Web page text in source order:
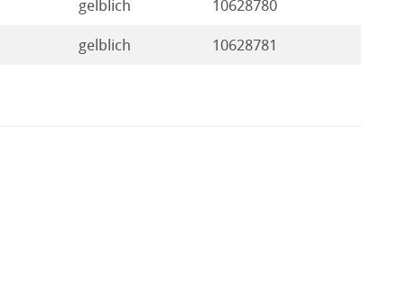
gelblich 10628780
gelblich 10628781